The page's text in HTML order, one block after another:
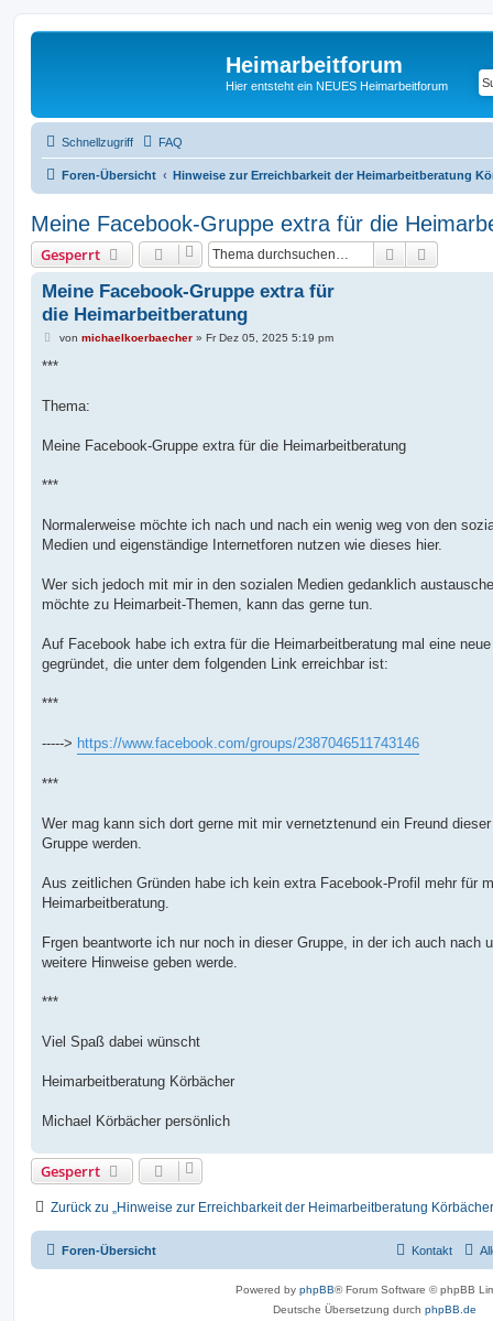
Heimarbeitforum
Hier entsteht ein NEUES Heimarbeitforum
Schnellzugriff FAQ
Foren-Übersicht Hinweise zur Erreichbarkeit der Heimarbeitberatung
Meine Facebook-Gruppe extra für die
Gesperrt Suche
Meine Facebook-Gruppe extra für
die Heimarbeitberatung
B
i
a
von michaelkoerbaecher» Fr Dez 05, 2025 5:19 pm
***
Thema:
Meine Facebook-Gruppe extra für die Heimarbeitberatung
***
Normalerweise möchte ich nach und nach ein wenig weg von den
Medien und eigenständige Internetforen nutzen wie dieses hier.
Wer sich jedoch mit mir in den sozialen Medien gedanklich
möchte zu Heimarbeit-Themen, kann das gerne tun.
Auf Facebook habe ich extra für die Heimarbeitberatung mal eine
gegründet, die unter dem folgenden Link erreichbar ist:
***
-----> https://www.facebook.com/groups/2387046511743146
***
Wer mag kann sich dort gerne mit mir vernetztenund ein Freund
Gruppe werden.
Aus zeitlichen Gründen habe ich kein extra Facebook-Profil mehr für
Heimarbeitberatung.
Frgen beantworte ich nur noch in dieser Gruppe, in der ich auch nach
weitere Hinweise geben werde.
***
Viel Spaß dabei wünscht
Heimarbeitberatung Körbächer
Michael Körbächer persönlich
Gesperrt
Zurück zu „Hinweise zur Erreichbarkeit der Heimarbeitberatung
Foren-Übersicht Kontakt
Powered by phpBB® Forum Software © phpBB
Deutsche Übersetzung durch phpBB.de